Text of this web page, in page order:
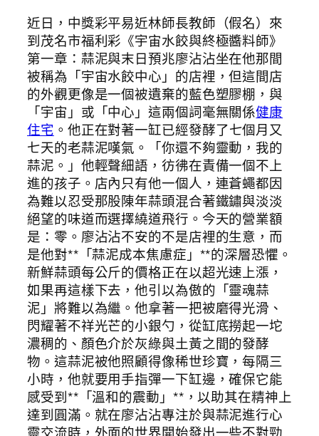
近日，中獎彩平易近林師長教師（假名）來
到茂名市福利彩《宇宙水餃與終極醬料師》
第一章：蒜泥與末日預兆廖沾沾坐在他那間
被稱為「宇宙水餃中心」的店裡，但這間店
的外觀更像是一個被遺棄的藍色塑膠棚，與
「宇宙」或「中心」這兩個詞毫無關係健康
住宅 。他正在對著一缸已經發酵了七個月又
七天的老蒜泥嘆氣。「你還不夠靈動，我的
蒜泥。」他輕聲細語，彷彿在責備一個不上
進的孩子。店內只有他一個人，連蒼蠅都因
為難以忍受那股陳年蒜頭混合著鐵鏽與淡淡
絕望的味道而選擇繞道飛行。今天的營業額
是：零。廖沾沾不安的不是店裡的生意，而
是他對**「蒜泥成本焦慮症」**的深層恐懼。
新鮮蒜頭每公斤的價格正在以超光速上漲，
如果再這樣下去，他引以為傲的「靈魂蒜
泥」將難以為繼。他拿著一把被磨得光滑、
閃耀著不祥光芒的小銀勺，從缸底撈起一坨
濃稠的、顏色介於灰綠與土黃之間的發酵
物。這蒜泥被他照顧得像稀世珍寶，每隔三
小時，他就要用手指彈一下缸邊，確保它能
感受到**「溫和的震動」**，以助其在精神上
達到圓滿。就在廖沾沾專注於與蒜泥進行心